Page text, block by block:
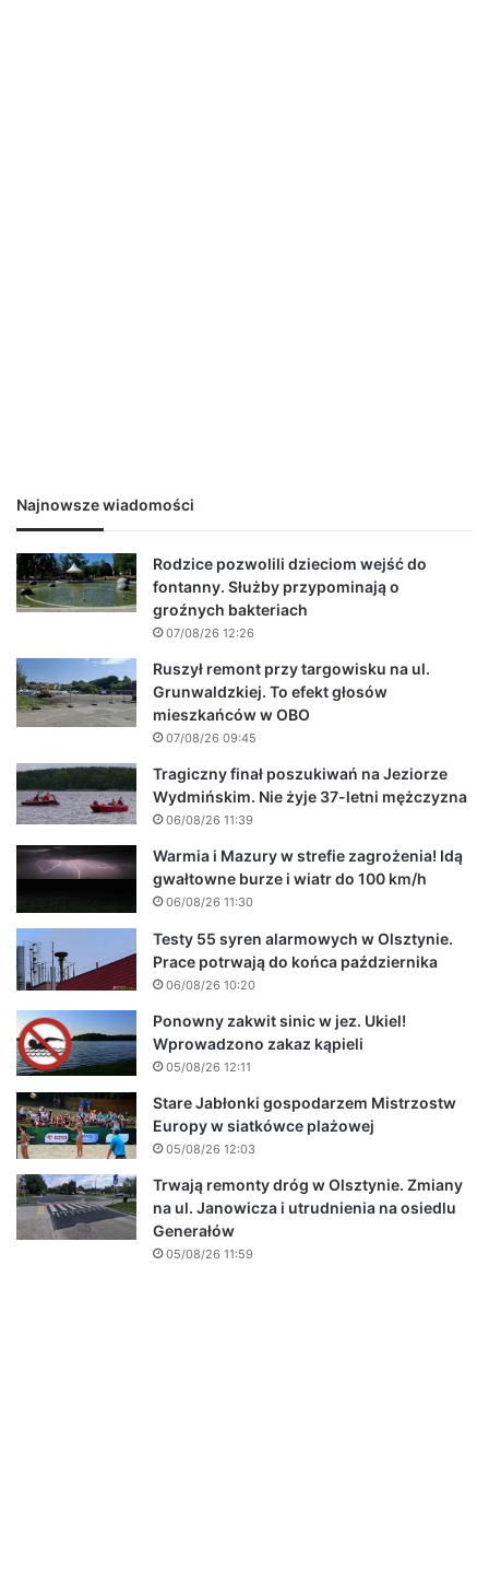
Najnowsze wiadomości
Rodzice pozwolili dzieciom wejść do
fontanny. Służby przypominają o
groźnych bakteriach
07/08/26 12:26
Ruszył remont przy targowisku na ul.
Grunwaldzkiej. To efekt głosów
mieszkańców w OBO
07/08/26 09:45
Tragiczny finał poszukiwań na Jeziorze
Wydmińskim. Nie żyje 37-letni mężczyzna
06/08/26 11:39
Warmia i Mazury w strefie zagrożenia! Idą
gwałtowne burze i wiatr do 100 km/h
06/08/26 11:30
Testy 55 syren alarmowych w Olsztynie.
Prace potrwają do końca października
06/08/26 10:20
Ponowny zakwit sinic w jez. Ukiel!
Wprowadzono zakaz kąpieli
05/08/26 12:11
Stare Jabłonki gospodarzem Mistrzostw
Europy w siatkówce plażowej
05/08/26 12:03
Trwają remonty dróg w Olsztynie. Zmiany
na ul. Janowicza i utrudnienia na osiedlu
Generałów
05/08/26 11:59